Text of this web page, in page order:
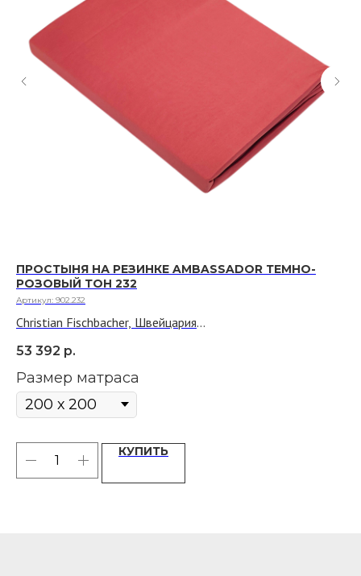
ПРОСТЫНЯ НА РЕЗИНКЕ AMBASSADOR ТЕМНО-
РОЗОВЫЙ ТОН 232
Артикул: 902.232
Christian Fischbacher, Швейцария
53 392 р.
Размер матраса
КУПИТЬ